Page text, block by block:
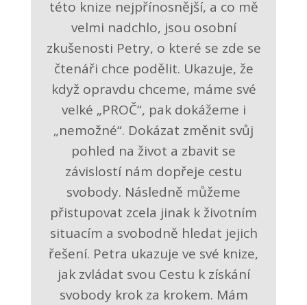
této knize nejpřínosnější, a co mě
velmi nadchlo, jsou osobní
zkušenosti Petry, o které se zde se
čtenáři chce podělit. Ukazuje, že
když opravdu chceme, máme své
velké „PROČ“, pak dokážeme i
„nemožné“. Dokázat změnit svůj
pohled na život a zbavit se
závislostí nám dopřeje cestu
svobody. Následně můžeme
přistupovat zcela jinak k životním
situacím a svobodně hledat jejich
řešení. Petra ukazuje ve své knize,
jak zvládat svou Cestu k získání
svobody krok za krokem. Mám